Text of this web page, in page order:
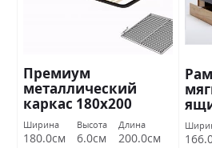
Премиум
металлический
каркас 180х200
Миромарк
Ширина
180.0см
Высота
6.0см
Длина
200.0см